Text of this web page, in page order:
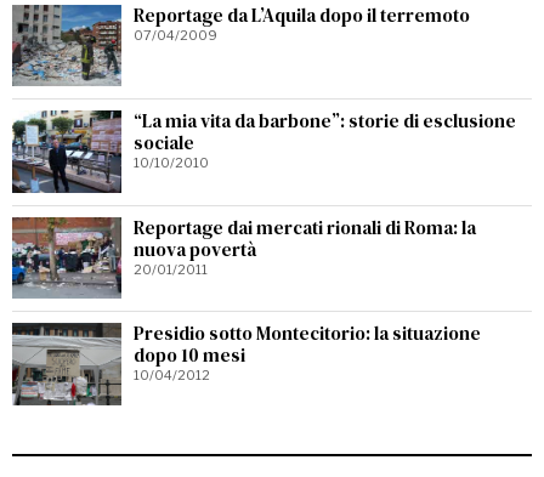
Reportage da L’Aquila dopo il terremoto
07/04/2009
“La mia vita da barbone”: storie di esclusione
sociale
10/10/2010
Reportage dai mercati rionali di Roma: la
nuova povertà
20/01/2011
Presidio sotto Montecitorio: la situazione
dopo 10 mesi
10/04/2012